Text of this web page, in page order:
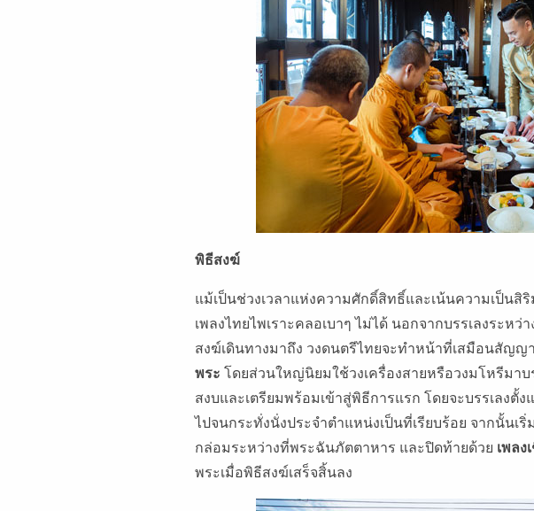
พิธีสงฆ์
แม้เป็นช่วงเวลาแห่งความศักดิ์สิทธิ์และเน้นความเป็นสิ
เพลงไทยไพเราะคลอเบาๆ ไม่ได้ นอกจากบรรเลงระห
สงฆ์เดินทางมาถึง วงดนตรีไทยจะทําหน้าที่เสมือนสัญญ
พระ โดยส่วนใหญ่นิยมใช้วงเครื่องสายหรือวงมโหรีมาบ
สงบและเตรียมพร้อมเข้าสู่พิธีการแรก โดยจะบรรเลงตั้
ไปจนกระทั่งนั่งประจําตําแหน่งเป็นที่เรียบร้อย จากนั้นเริ่
กล่อมระหว่างที่พระฉันภัตตาหาร และปิดท้ายด้วย เพลง
พระเมื่อพิธีสงฆ์เสร็จสิ้นลง